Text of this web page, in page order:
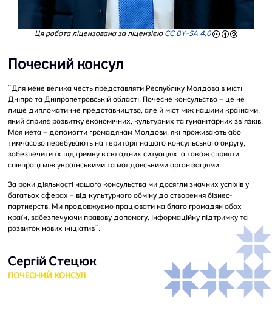
Ця робота ліцензована за ліцензією CC BY-SA 4.0
Почесний консул
“Для мене велика честь представляти Республіку Молдова в місті
Дніпро та Дніпропетровській області. Почесне консульство – це не
лише дипломатичне представництво, але й міст між нашими країнами,
який сприяє розвитку економічних, культурних та гуманітарних зв’язків.
Моя мета – допомогти громадянам Молдови, які проживають або
тимчасово перебувають на території нашого консульського округу,
забезпечити їх підтримку в складних ситуаціях, а також сприяти
співпраці між українськими та молдовськими організаціями.
За роки діяльності нашого консульства ми досягли значних успіхів у
багатьох сферах – від культурного обміну до створення бізнес-
партнерств. Ми продовжуємо працювати на благо громадян обох
країн, забезпечуючи правову допомогу, інформаційну підтримку та
розвиток нових ініціатив”.
Сергій Стецюк
ПОЧЕСНИЙ КОНСУЛ